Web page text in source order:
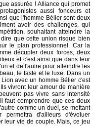
assurée ! Alliance qui promet
aussi fonceurs et
que l'homme Bélier sont deux
avoir des challenges, qui
souhaitant atteindre la
que cette union risque bien
le plan professionnel. Car la
décupler deux forces, deux
et c'est ainsi que dans leur
et de l'autre pour atteindre les
le faste et le luxe. Dans un
avec un homme Bélier c'est
vivront leur amour de manière
pas vivre sans intensité
faut comprendre que ces deux
comme un duel, se mettant
d'ailleurs d'évoluer
leur vie de couple. Mais, ce jeu